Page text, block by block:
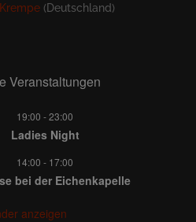
Krempe (Deutschland)
Veranstaltungen
19:00 -23:00
Ladies Night
14:00 - 17:00
bei der Eichenkapelle
anzeigen